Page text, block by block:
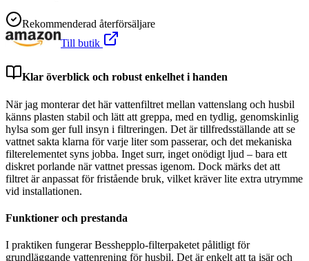
Rekommenderad återförsäljare
Till butik
Klar överblick och robust enkelhet i handen
När jag monterar det här vattenfiltret mellan vattenslang och husbil
känns plasten stabil och lätt att greppa, med en tydlig, genomskinlig
hylsa som ger full insyn i filtreringen. Det är tillfredsställande att se
vattnet sakta klarna för varje liter som passerar, och det mekaniska
filterelementet syns jobba. Inget surr, inget onödigt ljud – bara ett
diskret porlande när vattnet pressas igenom. Dock märks det att
filtret är anpassat för fristående bruk, vilket kräver lite extra utrymme
vid installationen.
Funktioner och prestanda
I praktiken fungerar Besshepplo-filterpaketet pålitligt för
grundläggande vattenrening för husbil. Det är enkelt att ta isär och